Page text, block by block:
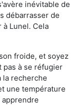
inévitable de
débarrasser de
Lunel. Cela
froide, et soyez
à se réfugier
la recherche
une température